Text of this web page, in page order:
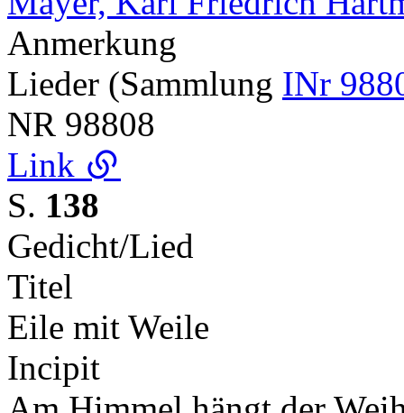
Anmerkung
Lieder (Sammlung INr
NR 98808
Link
S. 138
Gedicht/Lied
Titel
Eile mit Weile
Incipit